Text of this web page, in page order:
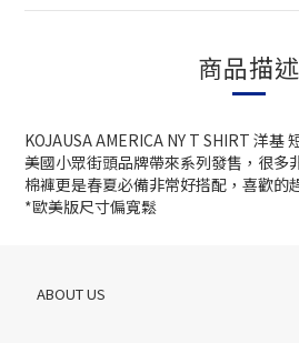
商品描述
KOJAUSA AMERICA NY T SHIRT 洋基
美國小眾街頭品牌帶來系列發售，很多
棉褲更是春夏必備非常好搭配，喜歡的
*歐美版尺寸偏寬鬆
ABOUT US